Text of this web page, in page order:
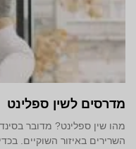
מדרסים לשין ספלינט
מהו שין ספלינט? מדובר
השרירים באיזור השוקיים.